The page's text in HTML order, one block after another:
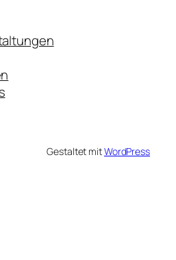
Gestaltet mitWordPress